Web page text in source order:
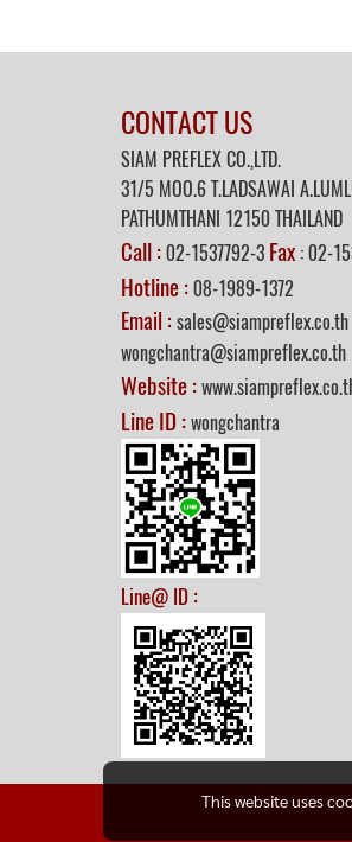
CONTACT US
SIAM PREFLEX CO.,LTD.
31/5 MOO.6 T.LADSAWAI
PATHUMTHANI 12150 THAILAND
Call :02-1537792-3 Fax : 02-
Hotline :08-1989-1372
Email : sales@siampreflex.co.th
wongchantra@siampreflex.co.th
Website :
Line ID :wongchantra
Line@ ID :
This website uses